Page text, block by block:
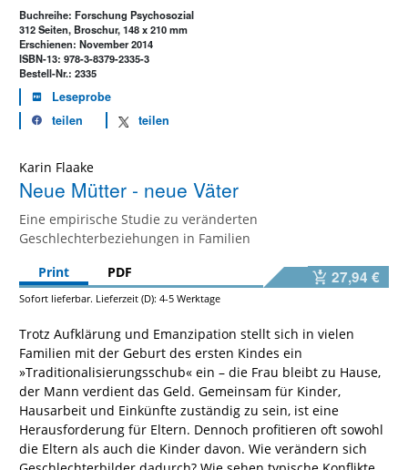
Buchreihe: Forschung Psychosozial
312 Seiten, Broschur, 148 x 210 mm
Erschienen: November 2014
ISBN-13: 978-3-8379-2335-3
Bestell-Nr.: 2335
Leseprobe
teilen
teilen
Karin Flaake
Neue Mütter - neue Väter
Eine empirische Studie zu veränderten
Geschlechterbeziehungen in Familien
Print
PDF 27,94 €
Sofort lieferbar. Lieferzeit (D): 4-5 Werktage
Trotz Aufklärung und Emanzipation stellt sich in vielen
Familien mit der Geburt des ersten Kindes ein
»Traditionalisierungsschub« ein – die Frau bleibt zu Hause,
der Mann verdient das Geld. Gemeinsam für Kinder,
Hausarbeit und Einkünfte zuständig zu sein, ist eine
Herausforderung für Eltern. Dennoch profitieren oft sowohl
die Eltern als auch die Kinder davon. Wie verändern sich